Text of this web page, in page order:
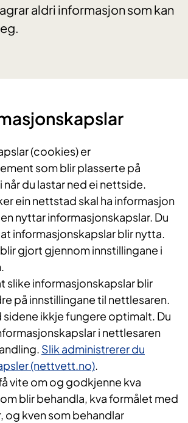
aldri informasjon som kan
(cookies) er
som blir plasserte på
når du lastar ned ei nettside.
ein nettstad skal ha informasjon
nyttar informasjonskapslar. Du
informasjonskapslar blir nytta.
gjort gjennom innstillingane i
slike informasjonskapslar blir
på innstillingane til nettlesaren.
sidene ikkje fungere optimalt. Du
i nettlesaren
Slik administrerer du
(nettvett.no).
vite om og godkjenne kva
blir behandla, kva formålet med
og kven som behandlar